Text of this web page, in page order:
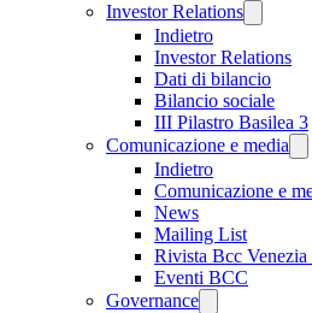
Investor Relations
Indietro
Investor Relations
Dati di bilancio
Bilancio sociale
III Pilastro Basilea 3
Comunicazione e media
Indietro
Comunicazione e
News
Mailing List
Rivista Bcc
Eventi BCC
Governance